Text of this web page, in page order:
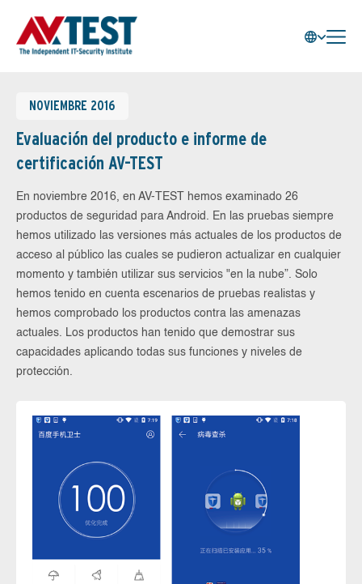
NOVIEMBRE 2016
Evaluación del producto e informe de
certificación AV-TEST
En noviembre 2016, en AV-TEST hemos examinado 26
productos de seguridad para Android. En las pruebas siempre
hemos utilizado las versiones más actuales de los productos de
acceso al público las cuales se pudieron actualizar en cualquier
momento y también utilizar sus servicios "en la nube”. Solo
hemos tenido en cuenta escenarios de pruebas realistas y
hemos comprobado los productos contra las amenazas
actuales. Los productos han tenido que demostrar sus
capacidades aplicando todas sus funciones y niveles de
protección.